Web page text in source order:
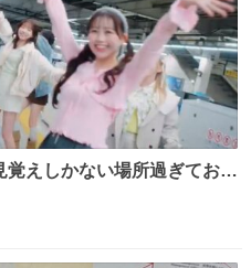
えしかない場所過ぎておも